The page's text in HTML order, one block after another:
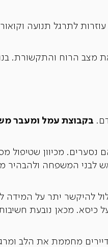
לתרגל תנועה
מצב הרוח והתקשורת.
בקבוצת עמל ומעבר
מכיוון שטיפול
לבני המשפחה ולהבהיר
להיקשר יתר על המידה
כיסא. מכאן נובעת
מחממת את הלב